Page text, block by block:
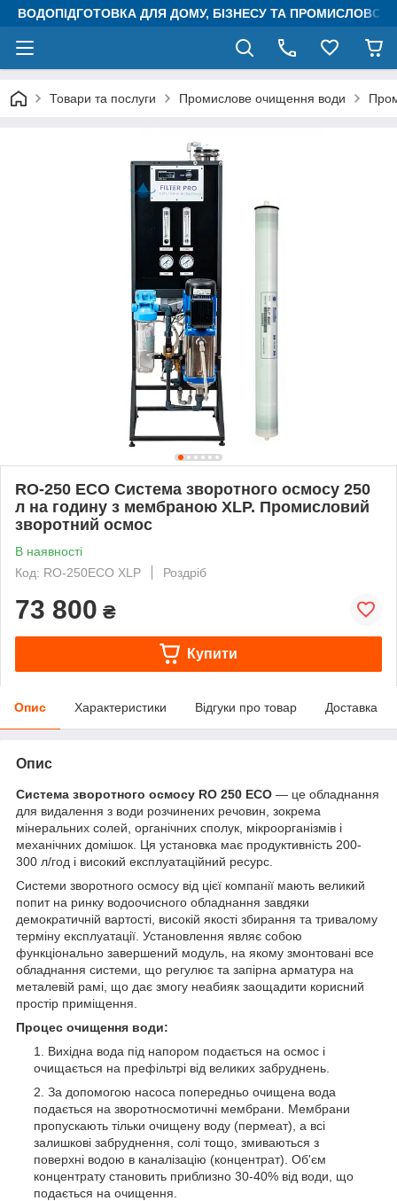
ВОДОПІДГОТОВКА ДЛЯ ДОМУ, БІЗНЕСУ ТА
Товари та послуги Промислове очищення води
RO-250 ECO Система зворотного осмосу 250
л на годину з мембраною XLP. Промисловий
зворотний осмос
В наявності
Код: RO-250ECO XLP
Роздріб
73 800 ₴
Купити
Опис Характеристики Відгуки про товар Доставка
Опис
Система зворотного осмосу RO 250 ECO — це обладнання
для видалення з води розчинених речовин, зокрема
мінеральних солей, органічних сполук, мікроорганізмів і
механічних домішок. Ця установка має продуктивність 200-
300 л/год і високий експлуатаційний ресурс.
Системи зворотного осмосу від цієї компанії мають великий
попит на ринку водоочисного обладнання завдяки
демократичній вартості, високій якості збирання та тривалому
терміну експлуатації. Установлення являє собою
функціонально завершений модуль, на якому змонтовані все
обладнання системи, що регулює та запірна арматура на
металевій рамі, що дає змогу неабияк заощадити корисний
простір приміщення.
Процес очищення води:
Вихідна вода під напором подається на осмос і
очищається на префільтрі від великих забруднень.
За допомогою насоса попередньо очищена вода
подається на зворотносмотичні мембрани. Мембрани
пропускають тільки очищену воду (пермеат), а всі
залишкові забруднення, солі тощо, змиваються з
поверхні водою в каналізацію (концентрат). Об'єм
концентрату становить приблизно 30-40% від води, що
подається на очищення.